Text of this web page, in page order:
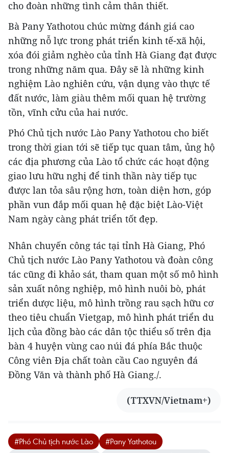
cho đoàn những tình cảm thân thiết.
Bà Pany Yathotou chúc mừng đánh giá cao
những nỗ lực trong phát triển kinh tế-xã hội,
xóa đói giảm nghèo của tỉnh Hà Giang đạt được
trong những năm qua. Đây sẽ là những kinh
nghiệm Lào nghiên cứu, vận dụng vào thực tế
đất nước, làm giàu thêm mối quan hệ trường
tồn, vĩnh cửu của hai nước.
Phó Chủ tịch nước Lào Pany Yathotou cho biết
trong thời gian tới sẽ tiếp tục quan tâm, ủng hộ
các địa phương của Lào tổ chức các hoạt động
giao lưu hữu nghị để tinh thần này tiếp tục
được lan tỏa sâu rộng hơn, toàn diện hơn, góp
phần vun đắp mối quan hệ đặc biệt Lào-Việt
Nam ngày càng phát triển tốt đẹp.
Nhân chuyến công tác tại tỉnh Hà Giang, Phó
Chủ tịch nước Lào Pany Yathotou và đoàn công
tác cũng đi khảo sát, tham quan một số mô hình
sản xuất nông nghiệp, mô hình nuôi bò, phát
triển dược liệu, mô hình trồng rau sạch hữu cơ
theo tiêu chuẩn Vietgap, mô hình phát triển du
lịch của đồng bào các dân tộc thiểu số trên địa
bàn 4 huyện vùng cao núi đá phía Bắc thuộc
Công viên Địa chất toàn cầu Cao nguyên đá
Đồng Văn và thành phố Hà Giang./.
(TTXVN/Vietnam+)
#Phó Chủ tịch nước Lào
#Pany Yathotou